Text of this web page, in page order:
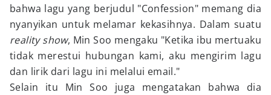
bahwa lagu yang berjudul "Confession" memang dia
nyanyikan untuk melamar kekasihnya. Dalam suatu
reality show, Min Soo mengaku "Ketika ibu mertuaku
tidak merestui hubungan kami, aku mengirim lagu
dan lirik dari lagu ini melalui email."
Selain itu Min Soo juga mengatakan bahwa dia